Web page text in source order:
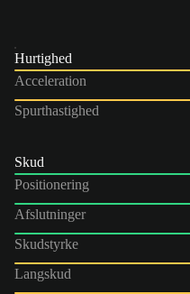
Hurtighed
Acceleration
Spurthastighed
Skud
Positionering
Afslutninger
Skudstyrke
Langskud